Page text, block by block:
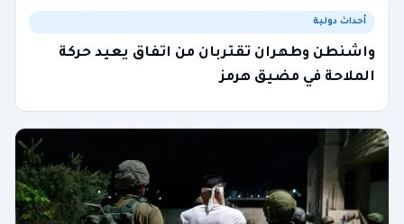
أحداث دولية
واشنطن وطهران تقتربان من اتفاق يعيد حركة
الملاحة في مضيق هرمز